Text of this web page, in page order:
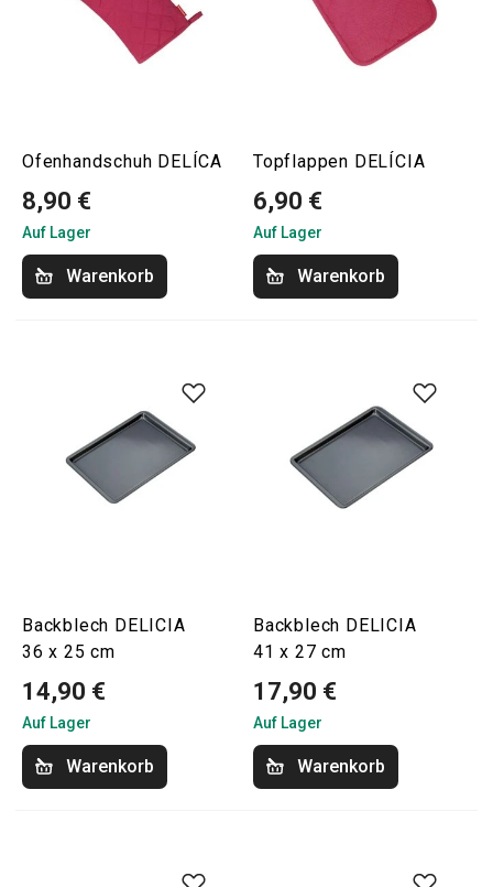
Ofenhandschuh DELÍCA
8,90 €
Auf Lager
Warenkorb
Topflappen DELÍCIA
6,90 €
Auf Lager
Warenkorb
Backblech DELICIA
36 x 25 cm
14,90 €
Auf Lager
Warenkorb
Backblech DELICIA
41 x 27 cm
17,90 €
Auf Lager
Warenkorb